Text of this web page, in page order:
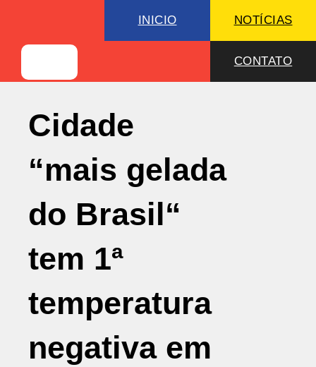
INICIO NOTÍCIAS
CONTATO
Cidade
“mais gelada
do Brasil“
tem 1ª
temperatura
negativa em